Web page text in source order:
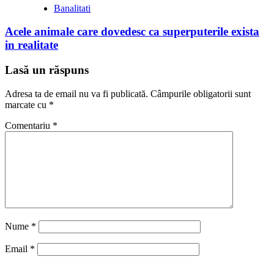
Banalitati
Acele animale care dovedesc ca superputerile exista
in realitate
Lasă un răspuns
Adresa ta de email nu va fi publicată. Câmpurile obligatorii sunt
marcate cu *
Comentariu *
Nume *
Email *